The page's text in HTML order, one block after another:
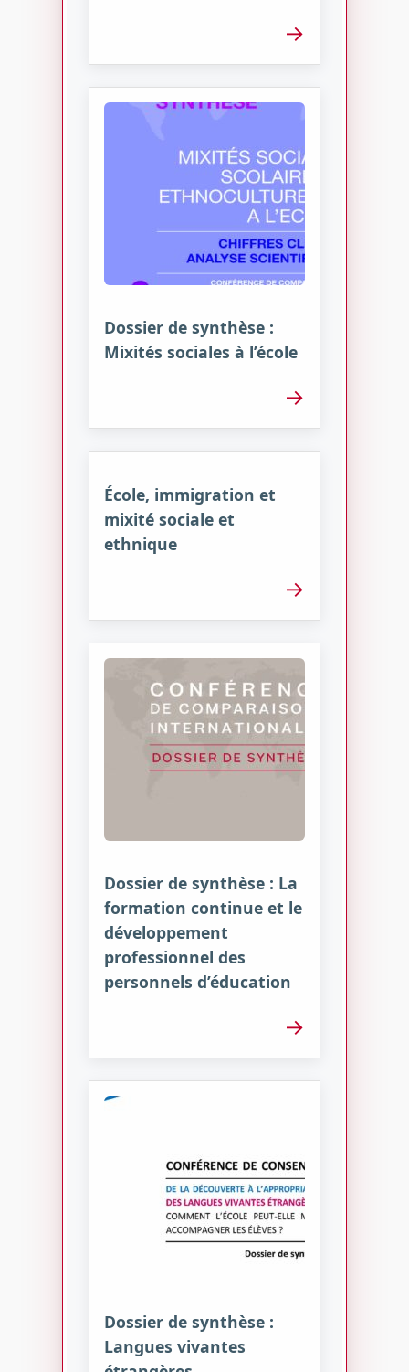
→
Dossier de synthèse :
Mixités sociales à l’école
→
École, immigration et
mixité sociale et
ethnique
→
Dossier de synthèse : La
formation continue et le
développement
professionnel des
personnels d’éducation
→
Dossier de synthèse :
Langues vivantes